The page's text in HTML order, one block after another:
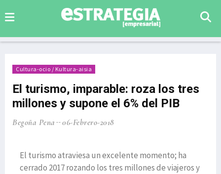
Cultura-ocio / Kultura-aisia
El turismo, imparable: roza los tres
millones y supone el 6% del PIB
Begoña Pena 06-Febrero-2018
El turismo atraviesa un excelente momento; ha
cerrado 2017 rozando los tres millones de viajeros y